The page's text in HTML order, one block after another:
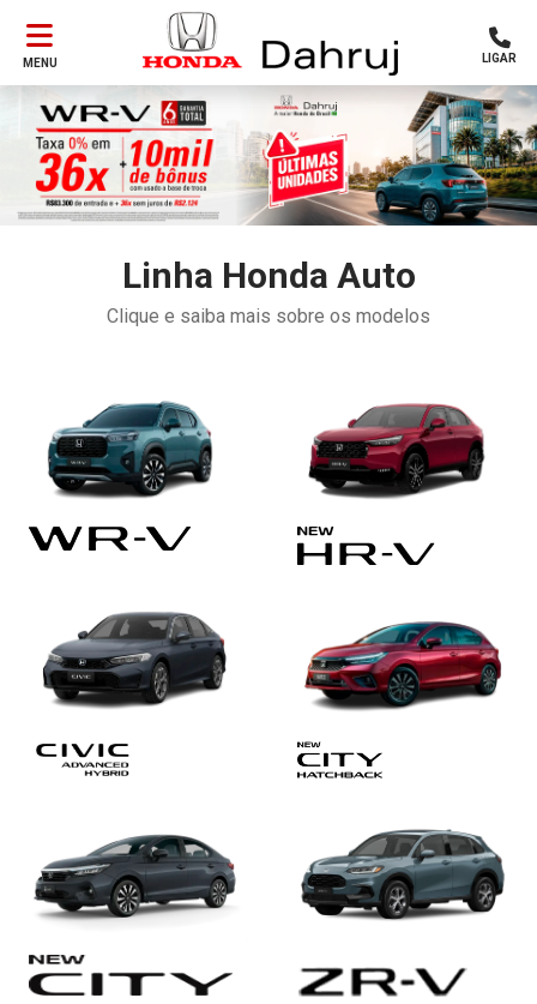
MENU LIGAR
Linha Honda Auto
Clique e saiba mais sobre os modelos